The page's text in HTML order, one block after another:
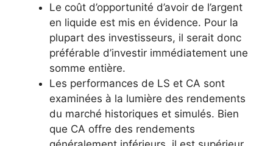
Le coût d’opportunité d’avoir de l’argent
en liquide est mis en évidence. Pour la
plupart des investisseurs, il serait donc
préférable d’investir immédiatement une
somme entière.
Les performances de LS et CA sont
examinées à la lumière des rendements
du marché historiques et simulés. Bien
que CA offre des rendements